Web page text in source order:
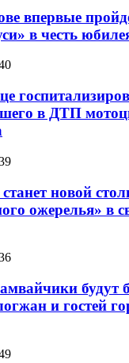
впервые
в честь
в ДТП
новой
ожерелья» в
будут
и гостей